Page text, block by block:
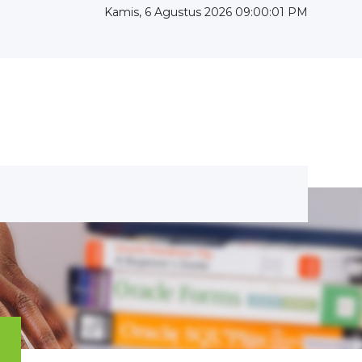
Kamis, 6 Agustus 2026 09:00:02 PM